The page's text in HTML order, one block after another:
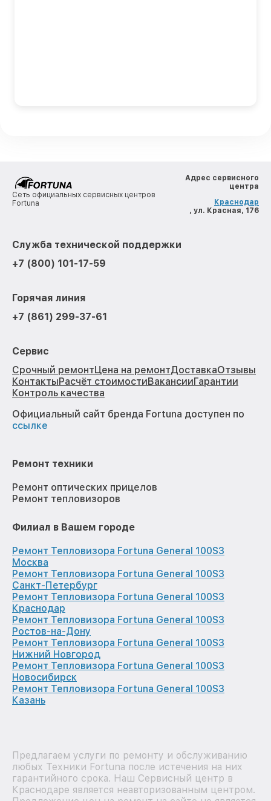
Сеть официальных сервисных центров
Fortuna
Адрес сервисного
центра
Краснодар
, ул. Красная, 176
Служба технической поддержки
+7 (800) 101-17-59
Горячая линия
+7 (861) 299-37-61
Сервис
Срочный ремонтЦена на ремонтДоставкаОтзывы
КонтактыРасчёт стоимостиВакансииГарантии
Контроль качества
Официальный сайт бренда Fortuna доступен по
ссылке
Ремонт техники
Ремонт оптических прицелов
Ремонт тепловизоров
Филиал в Вашем городе
Ремонт Тепловизора Fortuna General 100S3
Москва
Ремонт Тепловизора Fortuna General 100S3
Санкт-Петербург
Ремонт Тепловизора Fortuna General 100S3
Краснодар
Ремонт Тепловизора Fortuna General 100S3
Ростов-на-Дону
Ремонт Тепловизора Fortuna General 100S3
Нижний Новгород
Ремонт Тепловизора Fortuna General 100S3
Новосибирск
Ремонт Тепловизора Fortuna General 100S3
Казань
Предлагаем услуги по ремонту и обслуживанию
любых Техники Fortuna после истечения на них
гарантийного срока. Наш Сервисный центр в
Краснодаре является неавторизованным центром.